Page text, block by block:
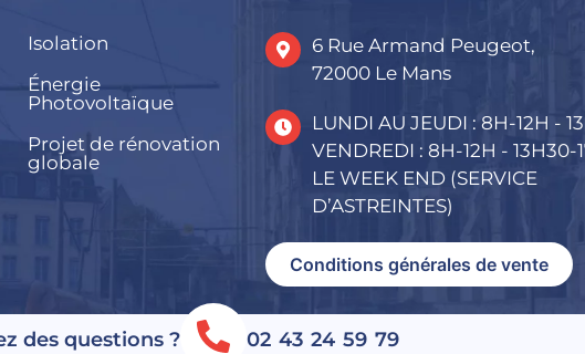
Isolation
Énergie
Photovoltaïque
Projet de rénovation
globale
6 Rue Armand Peugeot,
72000 Le Mans
LUNDI AU JEUDI : 8H-12H -
VENDREDI : 8H-12H - 13H30-
LE WEEK END (SERVICE
D’ASTREINTES)
Conditions générales de vente
des questions ? 02 43 24 59 79